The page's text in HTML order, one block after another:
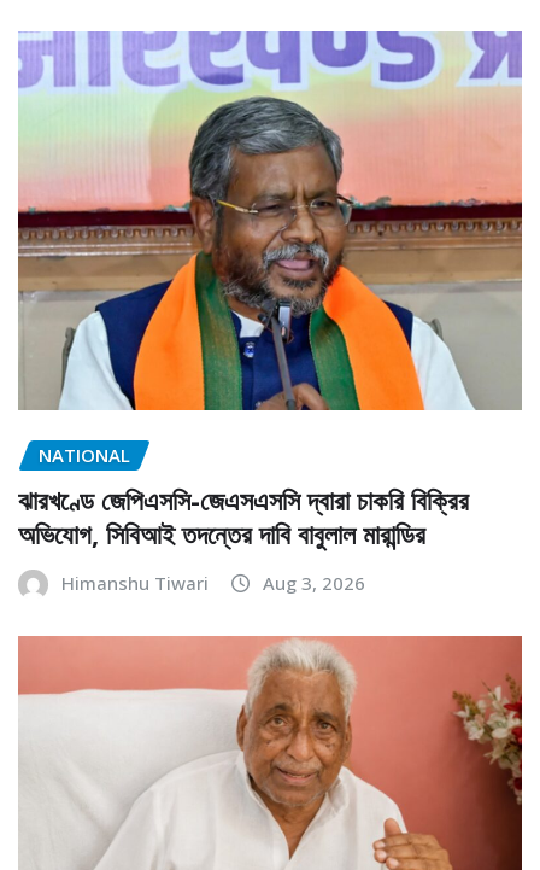
NATIONAL
ঝারখণ্ডে জেপিএসসি-জেএসএসসি দ্বারা চাকরি বিক্রির
অভিযোগ, সিবিআই তদন্তের দাবি বাবুলাল মারান্ডির
Himanshu Tiwari Aug 3, 2026